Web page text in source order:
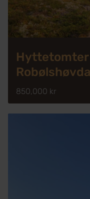
Hyttetomter
850,000 kr